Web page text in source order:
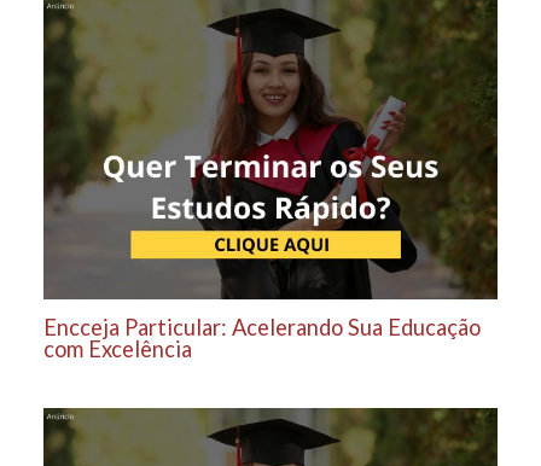
Encceja Particular: Acelerando Sua Educação
com Excelência